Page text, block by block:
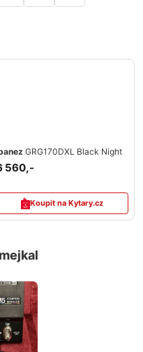
GRG170DXL Black Night
560,-
Koupit na Kytary.cz